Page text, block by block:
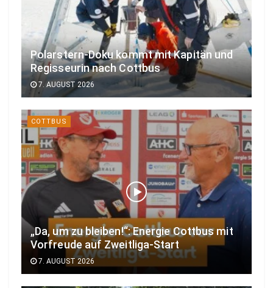
Polarstern-Doku kommt mit Kapitän und
Regisseurin nach Cottbus
7. AUGUST 2026
COTTBUS
„Da, um zu bleiben!“: Energie Cottbus mit
Vorfreude auf Zweitliga-Start
7. AUGUST 2026